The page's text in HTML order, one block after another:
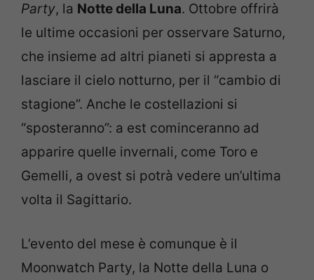
Party, la Notte della Luna. Ottobre offrirà
le ultime occasioni per osservare Saturno,
che insieme ad altri pianeti si appresta a
lasciare il cielo notturno, per il “cambio di
stagione”. Anche le costellazioni si
“sposteranno”: a est cominceranno ad
apparire quelle invernali, come Toro e
Gemelli, a ovest si potrà vedere un’ultima
volta il Sagittario.
L’evento del mese è comunque è il
Moonwatch Party, la Notte della Luna o